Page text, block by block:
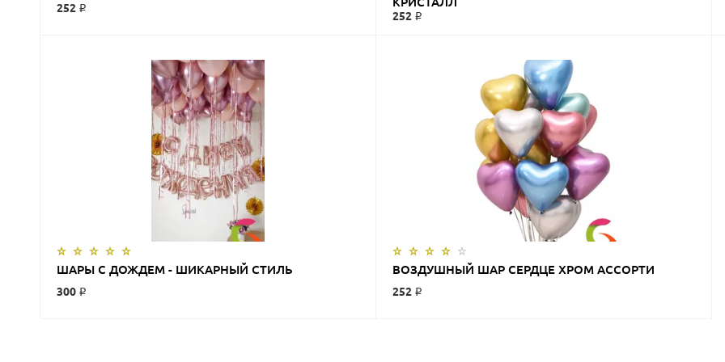
252 ₽
252 ₽
ШАРЫ С ДОЖДЕМ - ШИКАРНЫЙ СТИЛЬ
300 ₽
ЗАКАЗАТЬ ВОЗДУШНЫЙ ШАР СЕРДЦЕ ХРОМ АССОРТИ
252 ₽
ЗАКАЗАТЬ